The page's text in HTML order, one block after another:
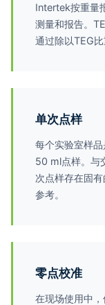
Intertek按重量
测量和报告。
通过除以TEG比
单次点样
每个实验室样
50 ml点样。与
次点样存在固
参考。
零点校准
在现场使用中，